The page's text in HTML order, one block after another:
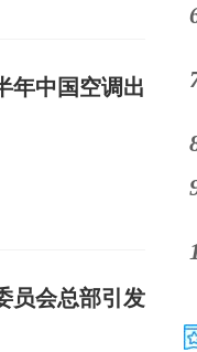
年中国空调出
员会总部引发